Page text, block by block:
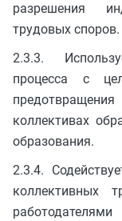
разрешения
трудовых споров.
2.3.3.
процесса с
коллективах
образования.
2.3.4.
коллективных